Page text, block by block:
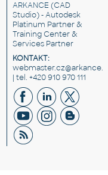
ARKANCE (CAD
Studio) - Autodesk
Platinum Partner &
Training Center &
Services Partner
KONTAKT:
| tel. +420 910 970 111